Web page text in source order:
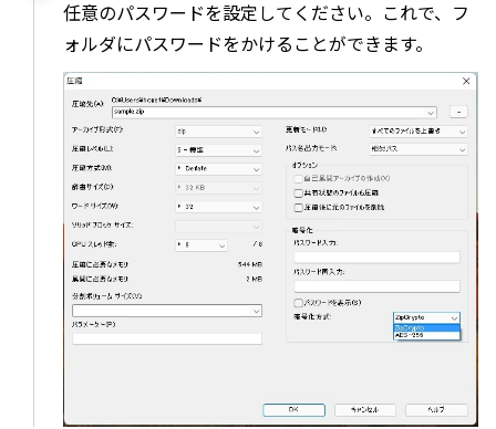
任意のパスワードを設定してください。これで、フ
ォルダにパスワードをかけることができます。